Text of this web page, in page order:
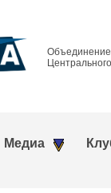
Объединение
Медиа